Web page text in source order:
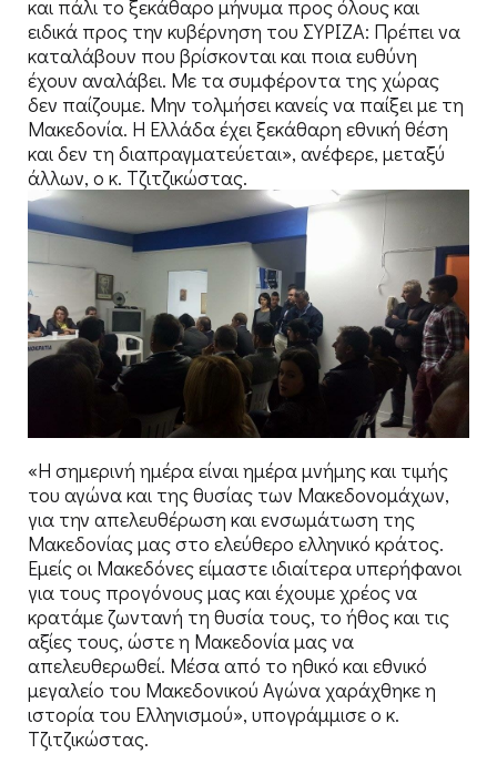
και πάλι το ξεκάθαρο μήνυμα προς όλους και
ειδικά προς την κυβέρνηση του ΣΥΡΙΖΑ: Πρέπει να
καταλάβουν που βρίσκονται και ποια ευθύνη
έχουν αναλάβει. Με τα συμφέροντα της χώρας
δεν παίζουμε. Μην τολμήσει κανείς να παίξει με τη
Μακεδονία. Η Ελλάδα έχει ξεκάθαρη εθνική θέση
και δεν τη διαπραγματεύεται», ανέφερε, μεταξύ
άλλων, ο κ. Τζιτζικώστας.
«Η σημερινή ημέρα είναι ημέρα μνήμης και τιμής
του αγώνα και της θυσίας των Μακεδονομάχων,
για την απελευθέρωση και ενσωμάτωση της
Μακεδονίας μας στο ελεύθερο ελληνικό κράτος.
Εμείς οι Μακεδόνες είμαστε ιδιαίτερα υπερήφανοι
για τους προγόνους μας και έχουμε χρέος να
κρατάμε ζωντανή τη θυσία τους, το ήθος και τις
αξίες τους, ώστε η Μακεδονία μας να
απελευθερωθεί. Μέσα από το ηθικό και εθνικό
μεγαλείο του Μακεδονικού Αγώνα χαράχθηκε η
ιστορία του Ελληνισμού», υπογράμμισε ο κ.
Τζιτζικώστας.